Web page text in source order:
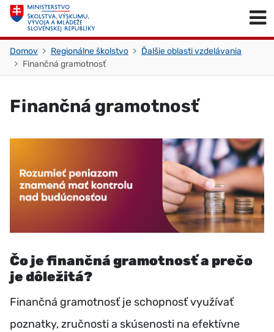
Skočiť na obsah
Domov Regionálne školstvo
Ďalšie oblasti vzdelávania
Finančná gramotnosť
Finančná gramotnosť
Čo je finančná gramotnosť a prečo
je dôležitá?
Finančná gramotnosť je schopnosť využívať
poznatky, zručnosti a skúsenosti na efektívne
Skočiť na začiatok stránky